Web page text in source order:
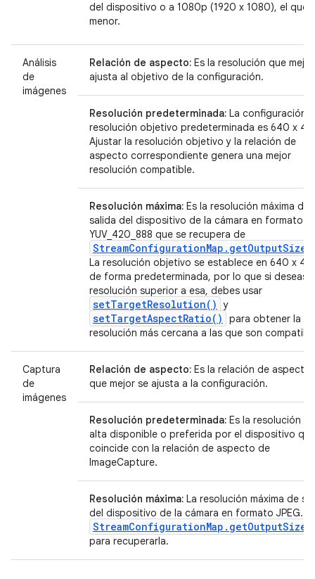
del dispositivo o a 1080p (1920 x 1080), el que
menor.
Análisis
de
imágenes
Relación de aspecto: Es la resolución que
ajusta al objetivo de la configuración.
Resolución predeterminada: La configuración
resolución objetivo predeterminada es 640 x
Ajustar la resolución objetivo y la relación de
aspecto correspondiente genera una mejor
resolución compatible.
Resolución máxima: Es la resolución máxima de
salida del dispositivo de la cámara en formato
YUV_420_888 que se recupera de
La resolución objetivo se establece en 640 x
de forma predeterminada, por lo que si deseas
resolución superior a esa, debes usar
setTargetResolution() y
setTargetAspectRatio()
para obtener la
resolución más cercana a las que son
Captura
de
imágenes
Relación de aspecto: Es la relación de aspecto
que mejor se ajusta a la configuración.
Resolución predeterminada: Es la resolución
alta disponible o preferida por el dispositivo que
coincide con la relación de aspecto de
ImageCapture.
Resolución máxima: La resolución máxima de
del dispositivo de la cámara en formato JPEG.
para recuperarla.